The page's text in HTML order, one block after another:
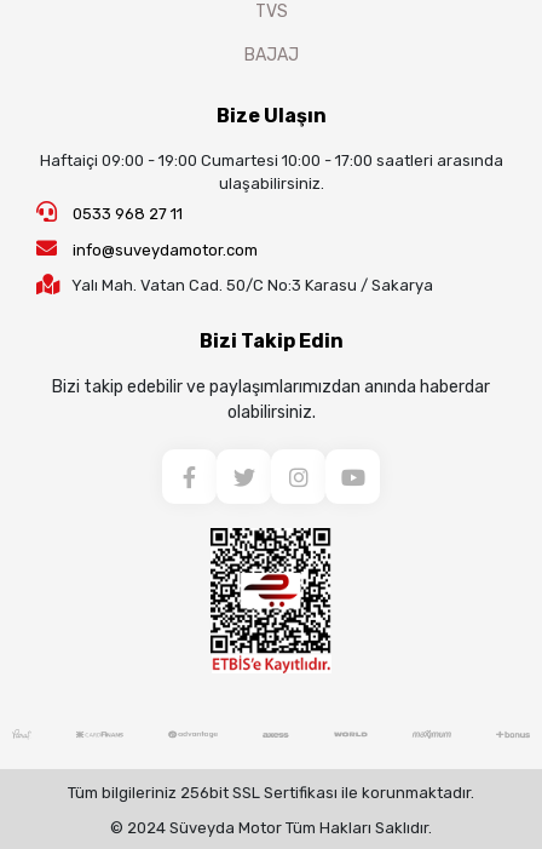
TVS
BAJAJ
Bize Ulaşın
Haftaiçi 09:00 - 19:00 Cumartesi 10:00 - 17:00 saatleri arasında
ulaşabilirsiniz.
0533 968 27 11
info@suveydamotor.com
Yalı Mah. Vatan Cad. 50/C No:3 Karasu / Sakarya
Bizi Takip Edin
Bizi takip edebilir ve paylaşımlarımızdan anında haberdar
olabilirsiniz.
Tüm bilgileriniz 256bit SSL Sertifikası ile korunmaktadır.
© 2024 Süveyda Motor Tüm Hakları Saklıdır.